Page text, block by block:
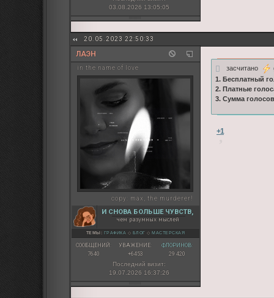
03.08.2026 13:05:05
20.05.2023 22:50:33
ЛАЭН
in the name of love
copy: max, the murderer!
И СНОВА БОЛЬШЕ ЧУВСТВ,
чем разумных мыслей
ТЕМЫ: ГРАФИКА ◇ БЛОГ ◇ МАСТЕРСКАЯ
СООБЩЕНИЙ:
7640
УВАЖЕНИЕ:
+6453
ФЛОРИНОВ:
29 420
Последний визит:
19.07.2026 16:37:26
засчитано
1. Бесплатный
2. Платные
3. Сумма
+1